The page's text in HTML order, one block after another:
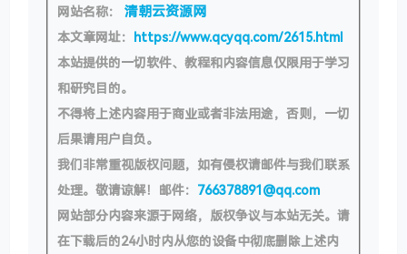
网站名称： 清朝云资源网
本文章网址： https://www.qcyqq.com/2615.html
本站提供的一切软件、教程和内容信息仅限用于学习
和研究目的。
不得将上述内容用于商业或者非法用途，否则，一切
后果请用户自负。
我们非常重视版权问题，如有侵权请邮件与我们联系
处理。敬请谅解！邮件： 766378891@qq.com
网站部分内容来源于网络，版权争议与本站无关。请
在下载后的24小时内从您的设备中彻底删除上述内